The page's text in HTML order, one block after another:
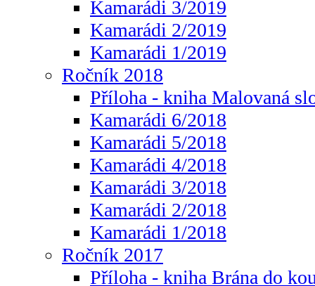
Kamarádi 3/2019
Kamarádi 2/2019
Kamarádi 1/2019
Ročník 2018
Příloha - kniha Malovaná
Kamarádi 6/2018
Kamarádi 5/2018
Kamarádi 4/2018
Kamarádi 3/2018
Kamarádi 2/2018
Kamarádi 1/2018
Ročník 2017
Příloha - kniha Brána do